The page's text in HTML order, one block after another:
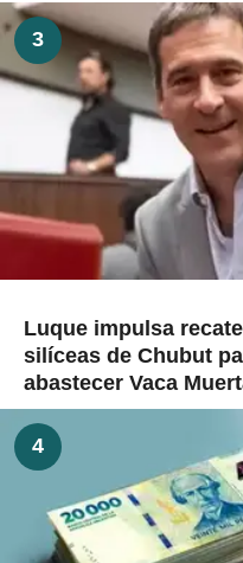
3
Luque impulsa
silíceas de Chubut
abastecer Vaca
4